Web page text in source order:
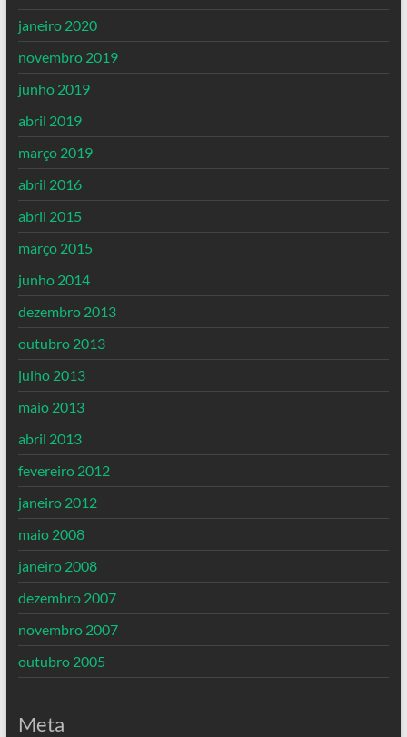
janeiro 2020
novembro 2019
junho 2019
abril 2019
março 2019
abril 2016
abril 2015
março 2015
junho 2014
dezembro 2013
outubro 2013
julho 2013
maio 2013
abril 2013
fevereiro 2012
janeiro 2012
maio 2008
janeiro 2008
dezembro 2007
novembro 2007
outubro 2005
Meta